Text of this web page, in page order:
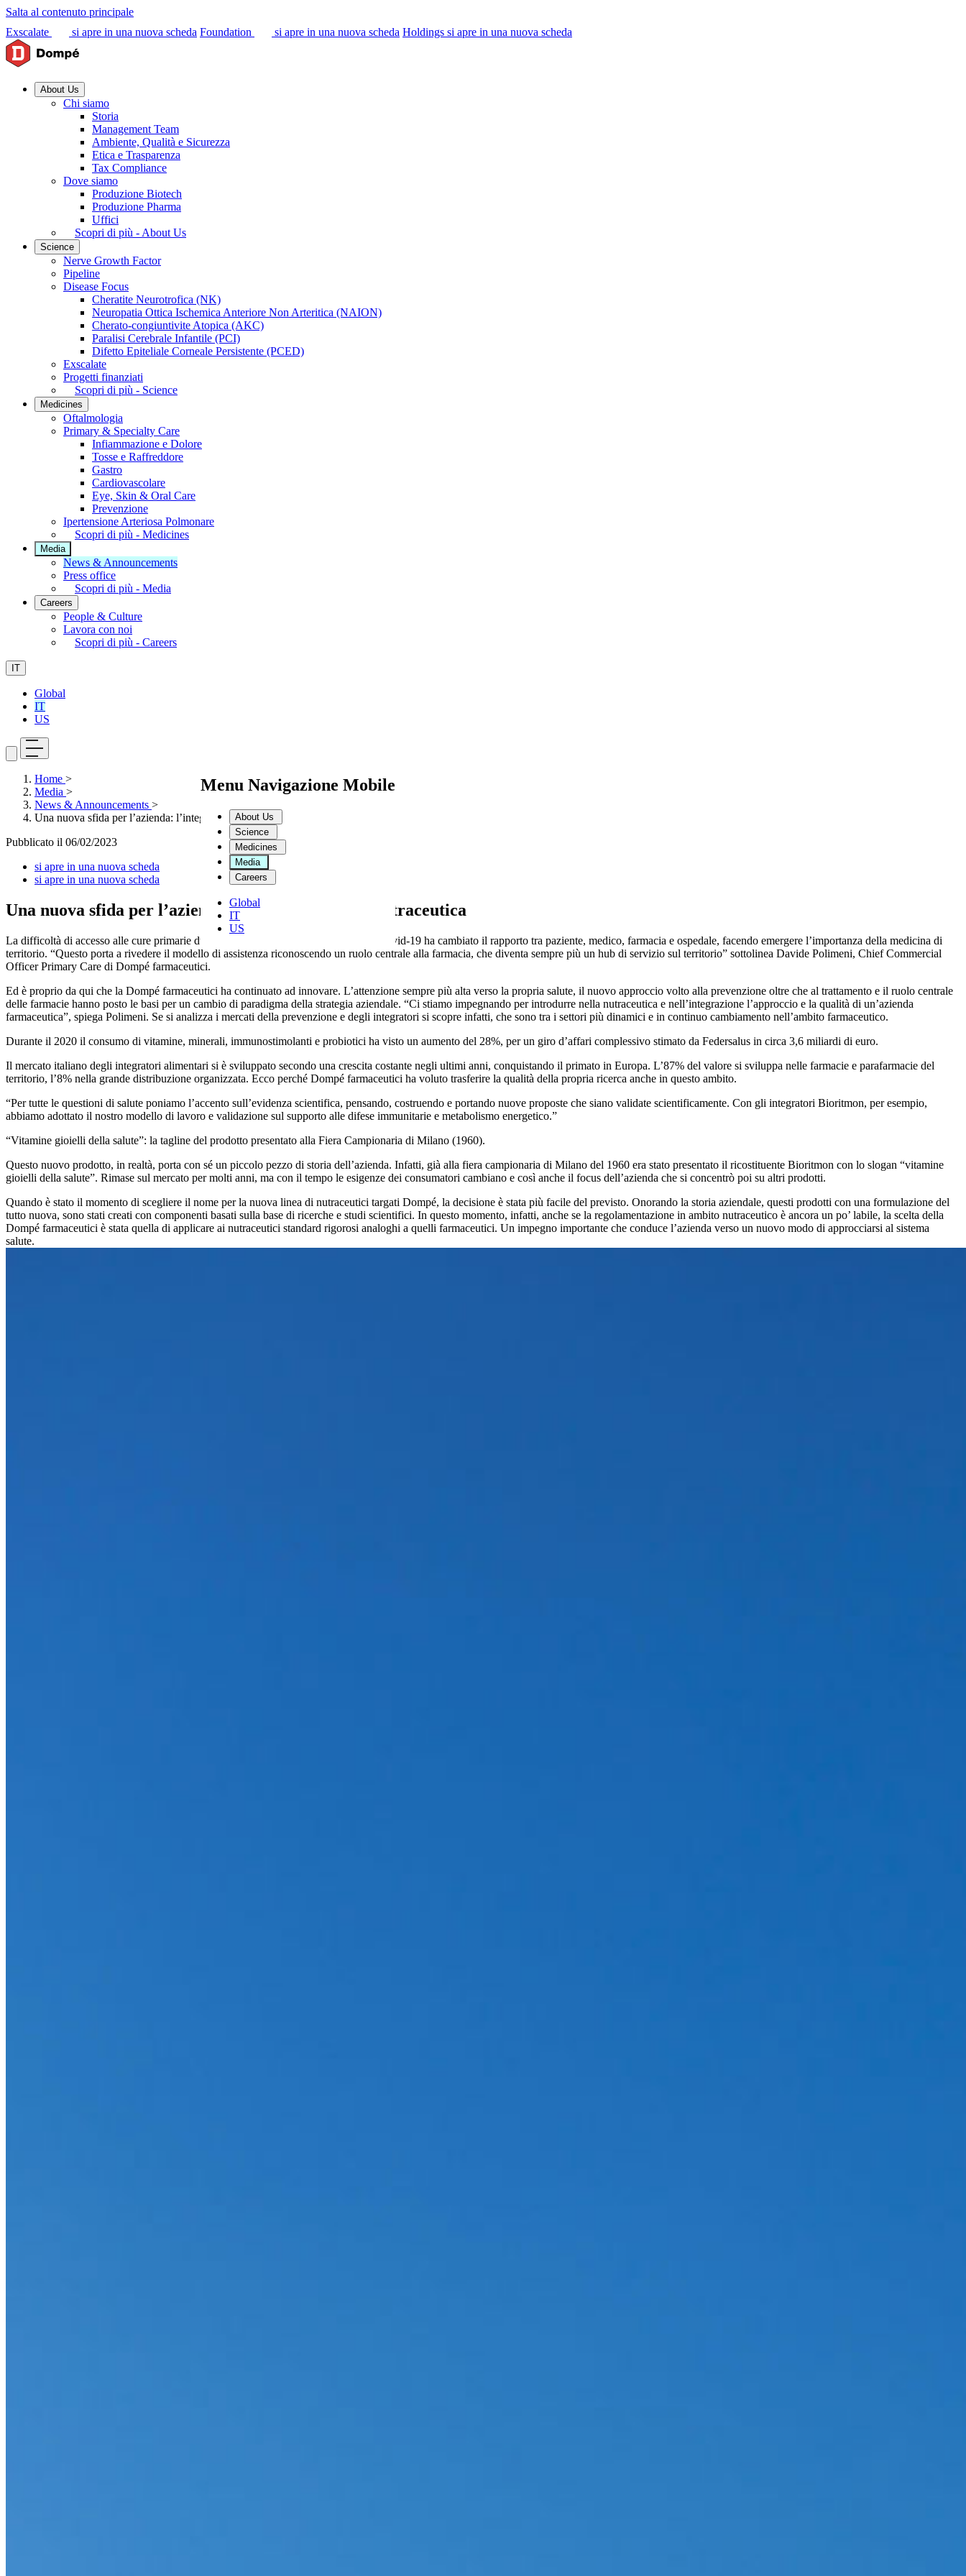
Salta al contenuto principale
Exscalate
si apre in una nuova scheda Foundation si apre in una nuova scheda Holdings si apre in una nuova scheda
About Us
Chi siamo
Storia
Management Team
Ambiente, Qualità e Sicurezza
Etica e Trasparenza
Tax Compliance
Dove siamo
Produzione Biotech
Produzione Pharma
Uffici
Scopri di più - About Us
Science
Nerve Growth Factor
Pipeline
Disease Focus
Cheratite Neurotrofica (NK)
Neuropatia Ottica Ischemica Anteriore Non Arteritica (NAION)
Cherato-congiuntivite Atopica (AKC)
Paralisi Cerebrale Infantile (PCI)
Difetto Epiteliale Corneale Persistente (PCED)
Exscalate
Progetti finanziati
Scopri di più - Science
Medicines
Oftalmologia
Primary & Specialty Care
Infiammazione e Dolore
Tosse e Raffreddore
Gastro
Cardiovascolare
Eye, Skin & Oral Care
Prevenzione
Ipertensione Arteriosa Polmonare
Scopri di più - Medicines
Media
News & Announcements
Press office
Scopri di più - Media
Careers
People & Culture
Lavora con noi
Scopri di più - Careers
IT
Global
IT
US
Menu Navigazione Mobile
About Us
Science
Medicines
Media
Careers
Global
IT
US
Home >
Media >
News & Announcements >
Una nuova sfida per l’azienda: l’integrazione e la nutraceutica
Pubblicato il 06/02/2023
si apre in una nuova scheda
si apre in una nuova scheda
Una nuova sfida per l’azienda: l’integrazione e la nutraceutica
La difficoltà di accesso alle cure primarie durante la fase più acuta dell’emergenza Covid-19 ha cambiato il rapporto tra paziente, medico, farmacia e ospedale, facendo emergere l’importanza della medicina di
territorio. “Questo porta a rivedere il modello di assistenza riconoscendo un ruolo centrale alla farmacia, che diventa sempre più un hub di servizio sul territorio” sottolinea Davide Polimeni, Chief Commercial
Officer Primary Care di Dompé farmaceutici.
Ed è proprio da qui che la Dompé farmaceutici ha continuato ad innovare. L’attenzione sempre più alta verso la propria salute, il nuovo approccio volto alla prevenzione oltre che al trattamento e il ruolo centrale
delle farmacie hanno posto le basi per un cambio di paradigma della strategia aziendale. “Ci stiamo impegnando per introdurre nella nutraceutica e nell’integrazione l’approccio e la qualità di un’azienda
farmaceutica”, spiega Polimeni. Se si analizza i mercati della prevenzione e degli integratori si scopre infatti, che sono tra i settori più dinamici e in continuo cambiamento nell’ambito farmaceutico.
Durante il 2020 il consumo di vitamine, minerali, immunostimolanti e probiotici ha visto un aumento del 28%, per un giro d’affari complessivo stimato da Federsalus in circa 3,6 miliardi di euro.
Il mercato italiano degli integratori alimentari si è sviluppato secondo una crescita costante negli ultimi anni, conquistando il primato in Europa. L’87% del valore si sviluppa nelle farmacie e parafarmacie del
territorio, l’8% nella grande distribuzione organizzata. Ecco perché Dompé farmaceutici ha voluto trasferire la qualità della propria ricerca anche in questo ambito.
“Per tutte le questioni di salute poniamo l’accento sull’evidenza scientifica, pensando, costruendo e portando nuove proposte che siano validate scientificamente. Con gli integratori Bioritmon, per esempio,
abbiamo adottato il nostro modello di lavoro e validazione sul supporto alle difese immunitarie e metabolismo energetico.”
“Vitamine gioielli della salute”: la tagline del prodotto presentato alla Fiera Campionaria di Milano (1960).
Questo nuovo prodotto, in realtà, porta con sé un piccolo pezzo di storia dell’azienda. Infatti, già alla fiera campionaria di Milano del 1960 era stato presentato il ricostituente Bioritmon con lo slogan “vitamine
gioielli della salute”. Rimase sul mercato per molti anni, ma con il tempo le esigenze dei consumatori cambiano e così anche il focus dell’azienda che si concentrò poi su altri prodotti.
Quando è stato il momento di scegliere il nome per la nuova linea di nutraceutici targati Dompé, la decisione è stata più facile del previsto. Onorando la storia aziendale, questi prodotti con una formulazione del
tutto nuova, sono stati creati con componenti basati sulla base di ricerche e studi scientifici. In questo momento, infatti, anche se la regolamentazione in ambito nutraceutico è ancora un po’ labile, la scelta della
Dompé farmaceutici è stata quella di applicare ai nutraceutici standard rigorosi analoghi a quelli farmaceutici. Un impegno importante che conduce l’azienda verso un nuovo modo di approcciarsi al sistema
salute.